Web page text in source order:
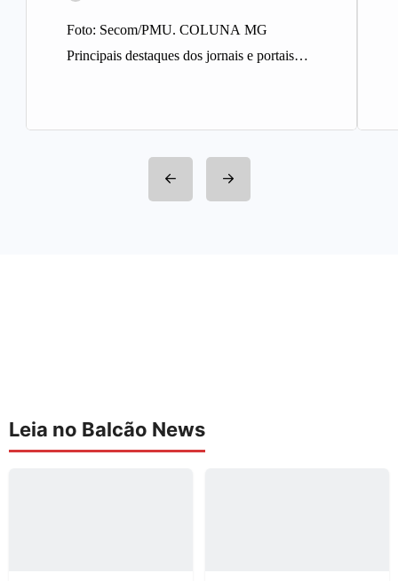
Foto: Secom/PMU. COLUNA MG
Principais destaques dos jornais e portais
Leia no Balcão News